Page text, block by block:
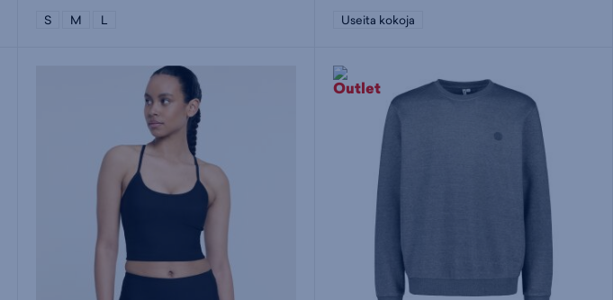
S M L Useita kokoja